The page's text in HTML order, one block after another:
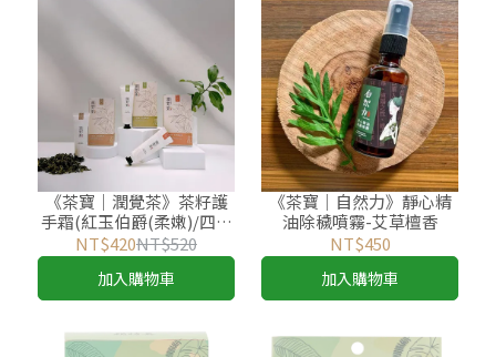
《茶寶│潤覺茶》茶籽護
手霜(紅玉伯爵(柔嫩)/四季
春露(保濕)/金萱烏龍(滋潤)
NT$420NT$520
加入購物車
《茶寶│自然力》靜心精
油除穢噴霧-艾草檀香
NT$450
加入購物車